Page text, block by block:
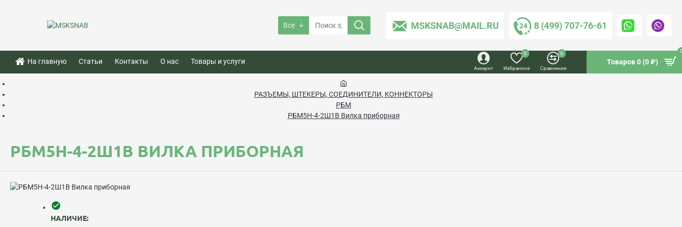
Все MSKSNAB@MAIL.RU 8 (499) 707-76-61
На главную Статьи Контакты О нас Товары и услуги
Аккаунт Избранное
0
Сравнение
0
Товаров 0 (0 ₽)
РАЗЪЕМЫ, ШТЕКЕРЫ, СОЕДИНИТЕЛИ, КОННЕКТОРЫ
РБМ
РБМ5Н-4-2Ш1В Вилка приборная
РБМ5Н-4-2Ш1В ВИЛКА ПРИБОРНАЯ
НАЛИЧИЕ: